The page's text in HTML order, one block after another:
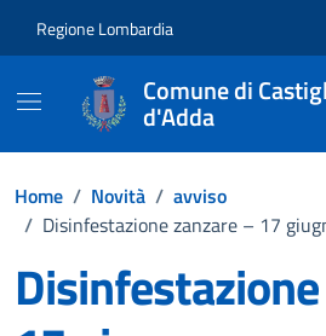
Regione Lombardia
Comune di
d'Adda
Home / Novità / avviso
/ Disinfestazione zanzare – 17